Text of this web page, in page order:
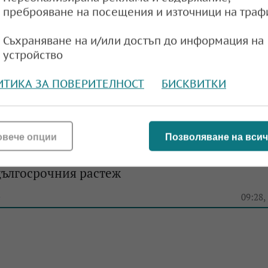
за световната икономика,
към Германия: Трябват реформи, за
растеж
09:28,
преброяване на посещения и източници на
Съхраняване на и/или достъп до информация на
устройство
ЗА ПОВЕРИТЕЛНОСТ БИСКВИТКИ
Позволяване на
опции